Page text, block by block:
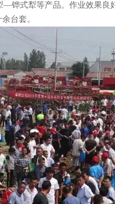
式犁等产品。作业效果良
台套。